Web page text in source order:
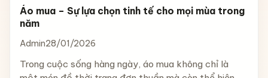
Áo mua – Sự lựa chọn tinh tế cho mọi mùa trong
năm
Admin28/01/2026
Trong cuộc sống hàng ngày, áo mua không chỉ là